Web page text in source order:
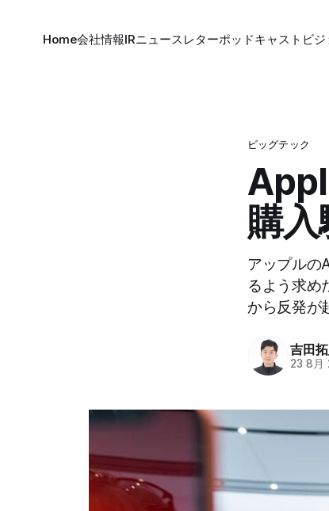
Home会社情報IRニュースレターポッドキャスト ビ
ビッグテック
購
アップルの
るよう求め
から反発が
吉田
23 8月